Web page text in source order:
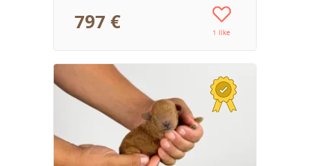
797 € 1 like